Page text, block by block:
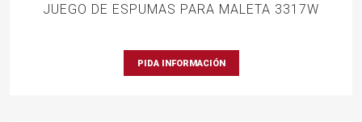
JUEGO DE ESPUMAS PARA MALETA 3317W
PIDA INFORMACIÓN